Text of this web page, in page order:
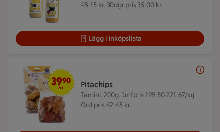
48:15 kr. 30dgr.pris 35:00 kr.
Lägg i inköpslista
Pitachips
Tamini. 200g. Jmfpris 199:50-221:67/kg.
Ord.pris 42:45 kr.
39,90 kr/st
3990
/st